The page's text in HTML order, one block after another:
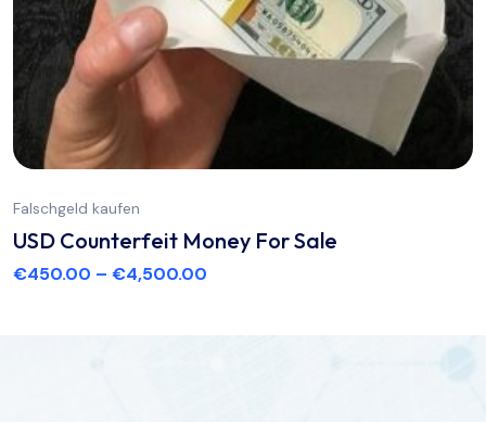
Falschgeld kaufen
USD Counterfeit Money For Sale
€450.00 – €4,500.00